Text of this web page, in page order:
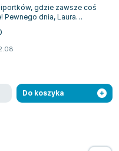
gdzie zawsze coś
Pewnego dnia, Laura
szczeniaczka do...
Do koszyka